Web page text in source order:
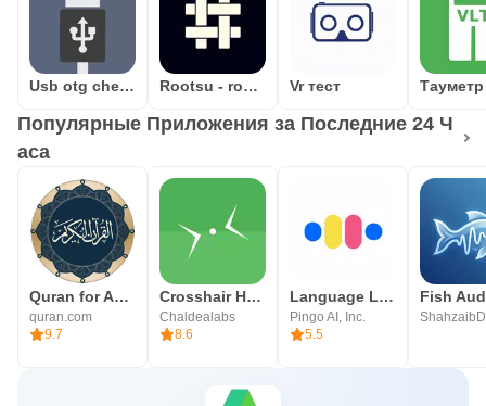
Usb otg checker Rootsu - root validator Vr тест
Популярные Приложения за Последние 24 Ч
аса
Quran for Android
quran.com
9.7
Crosshair Hero
Chaldealabs
8.6
Language Learning: Pingo AI
Pingo AI, Inc.
5.5